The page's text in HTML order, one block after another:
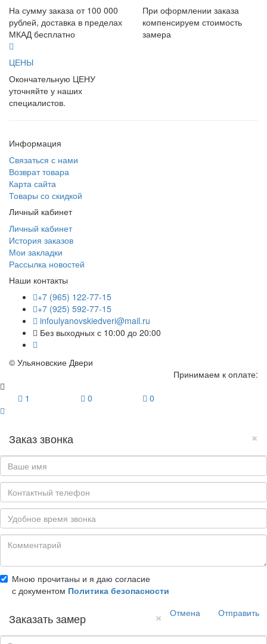
На сумму заказа от 100 000
рублей, доставка в пределах
МКАД бесплатно
При оформлении заказа
компенсируем стоимость
замера
ЦЕНЫ
Окончательную ЦЕНУ
уточняйте у наших
специалистов.
Информация
Связаться с нами
Возврат товара
Карта сайта
Товары со скидкой
Личный кабинет
Личный кабинет
История заказов
Мои закладки
Рассылка новостей
Наши контакты
+7 (965) 122-77-15
+7 (925) 592-77-15
infoulyanovskiedveri@mail.ru
Без выходных с 10:00 до 20:00
© Ульяновские Двери
Принимаем к оплате:
1
0 0
×
Заказ звонка
Мною прочитаны и я даю согласие
с документом Политика безопасности
Отмена
Отправить
×
Заказать замер